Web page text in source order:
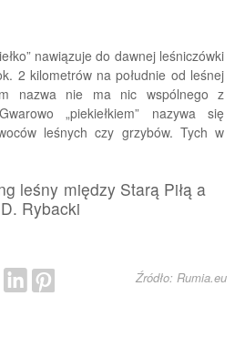
nawiązuje do dawnej leśniczówki
2 kilometrów na południe od leśnej
nazwa nie ma nic wspólnego z
„piekiełkiem” nazywa się
leśnych czy grzybów. Tych w
leśny między Starą Piłą a
Rybacki
Źródło: Rumia.eu